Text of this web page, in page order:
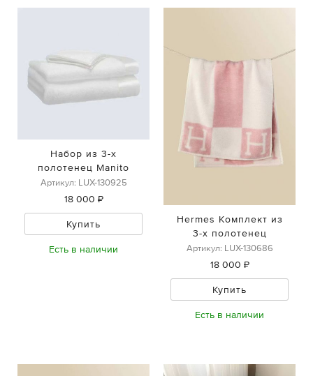
Набор из 3-х
полотенец Manito
Артикул: LUX-130925
18 000 ₽
Купить
Есть в наличии
Hermes Комплект из
3-х полотенец
Артикул: LUX-130686
18 000 ₽
Купить
Есть в наличии